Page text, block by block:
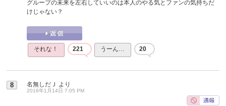
グループの未来を左右していいのは本人のやる気とファンの気持ちだ
けじゃない？
それな！ 221 うーん… 20
8 名無しだＪ より
2016年1月14日 7:05 PM